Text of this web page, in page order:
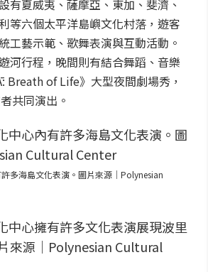
有夏威夷、薩摩亞、東加、斐濟、
等六個太平洋島嶼文化村落，遊客
工藝示範、歌舞表演與互動活動。
河行程，晚間則有結合舞蹈、音樂
Breath of Life》大型夜間劇場秀，
共同演出。
多海島文化表演。圖片來源｜Polynesian